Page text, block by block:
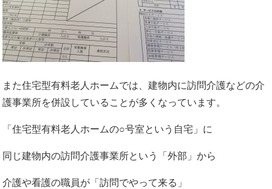
また住宅型有料老人ホームでは、建物内に訪問介護などの介
護事業所を併設していることが多くなっています。
「住宅型有料老人ホームの○号室という自宅」に
同じ建物内の訪問介護事業所という「外部」から
介護や看護の職員が「訪問でやって来る」